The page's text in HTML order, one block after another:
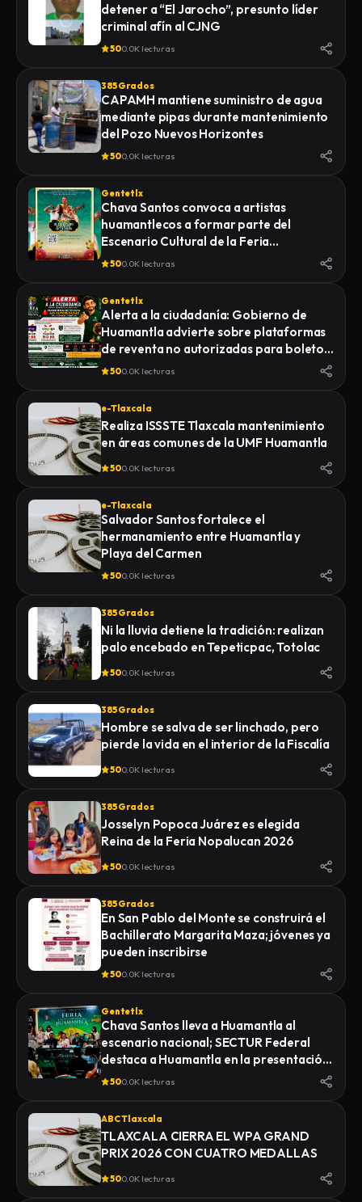
LA FISCALÍA GENERAL DE JUSTICIA DEL
ESTADO (FGJE) INICIÓ UNA CARPETA DE
INVESTIGACIÓN POR EL DELITO DE
HOMICIDIO CALIFICADO EN CONTRA DE
QUIEN O QUIENES RESULTEN
RESPONSABLES
detener a “El Jarocho”, presunto líder
criminal afín al CJNG
500.0K lecturas
385 Grados
CAPAMH mantiene suministro de agua
mediante pipas durante mantenimiento
del Pozo Nuevos Horizontes
500.0K lecturas
Gentetlx
Chava Santos convoca a artistas
huamantlecos a formar parte del
Escenario Cultural de la Feria
Internacional del Arte Efímero y la Dalia
500.0K lecturas
Gentetlx
Alerta a la ciudadanía: Gobierno de
Huamantla advierte sobre plataformas
de reventa no autorizadas para boletos
de la Feria 2026
500.0K lecturas
e-Tlaxcala
Realiza ISSSTE Tlaxcala mantenimiento
en áreas comunes de la UMF Huamantla
500.0K lecturas
e-Tlaxcala
Salvador Santos fortalece el
hermanamiento entre Huamantla y
Playa del Carmen
500.0K lecturas
385 Grados
Ni la lluvia detiene la tradición: realizan
palo encebado en Tepeticpac, Totolac
500.0K lecturas
385 Grados
Hombre se salva de ser linchado, pero
pierde la vida en el interior de la Fiscalía
500.0K lecturas
385 Grados
Josselyn Popoca Juárez es elegida
Reina de la Feria Nopalucan 2026
500.0K lecturas
385 Grados
En San Pablo del Monte se construirá el
Bachillerato Margarita Maza; jóvenes ya
pueden inscribirse
500.0K lecturas
Gentetlx
Chava Santos lleva a Huamantla al
escenario nacional; SECTUR Federal
destaca a Huamantla en la presentación
de su feria 2026
500.0K lecturas
ABC Tlaxcala
TLAXCALA CIERRA EL WPA GRAND
PRIX 2026 CON CUATRO MEDALLAS
500.0K lecturas